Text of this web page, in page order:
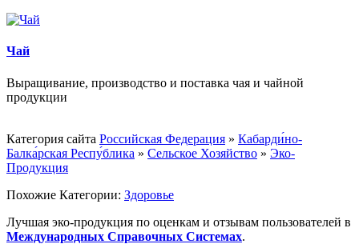
Чай
Выращивание, производство и поставка чая и чайной
продукции
Категория сайта Российская Федерация » Кабарди́но-
Балка́рская Респу́блика » Сельское Хозяйство » Эко-
Продукция
Похожие Категории: Здоровье
Лучшая эко-продукция по оценкам и отзывам пользователей в
Международных Справочных Системах.